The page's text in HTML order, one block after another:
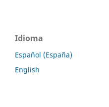
Idioma
Español (España)
English